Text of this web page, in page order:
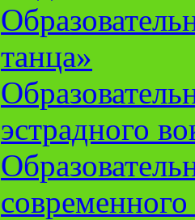
танца»
эстрадного